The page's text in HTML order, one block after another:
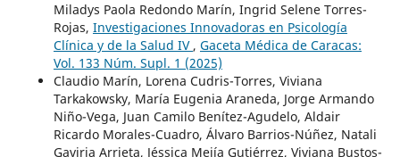
Miladys Paola Redondo Marín, Ingrid Selene Torres-
Rojas, Investigaciones Innovadoras en Psicología
Clínica y de la Salud IV , Gaceta Médica de Caracas:
Vol. 133 Núm. Supl. 1 (2025)
Claudio Marín, Lorena Cudris-Torres, Viviana
Tarkakowsky, María Eugenia Araneda, Jorge Armando
Niño-Vega, Juan Camilo Benítez-Agudelo, Aldair
Ricardo Morales-Cuadro, Álvaro Barrios-Núñez, Natali
Gaviria Arrieta, Jéssica Mejía Gutiérrez, Viviana Bustos-